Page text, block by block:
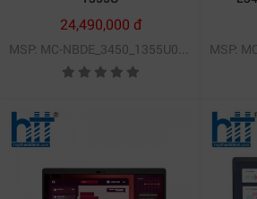
24,490,000 đ
MSP: MC-NBDE_3450_1355U08512W